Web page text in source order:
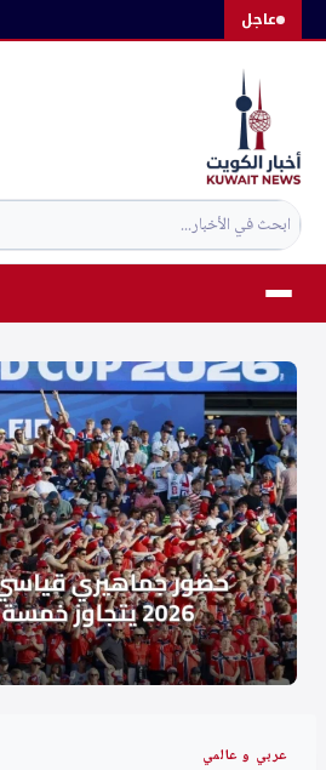
عاجلالتجاوز
عربي و عالمي